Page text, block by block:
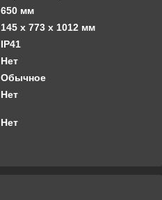
650 мм
145 х 773 х 1012 мм
IP41
Нет
Обычное
Нет
Нет